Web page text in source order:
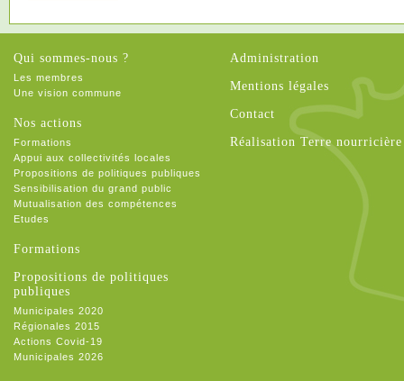
Qui sommes-nous ?
Les membres
Une vision commune
Nos actions
Formations
Appui aux collectivités locales
Propositions de politiques publiques
Sensibilisation du grand public
Mutualisation des compétences
Etudes
Formations
Propositions de politiques
publiques
Municipales 2020
Régionales 2015
Actions Covid-19
Municipales 2026
Administration
Mentions légales
Contact
Réalisation Terre nourricière